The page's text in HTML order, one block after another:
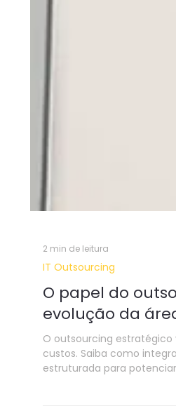
2 min de leitura
IT Outsourcing
O papel do